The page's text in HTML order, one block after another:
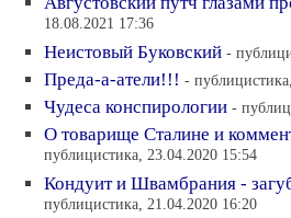
18.08.2021 17:36
Неистовый Буковский -
Преда-а-атели!!! -
Чудеса конспирологии -
О товарище Сталине и
публицистика, 23.04.2020 15:54
Кондуит и Швамбрания -
публицистика, 21.04.2020 16:20